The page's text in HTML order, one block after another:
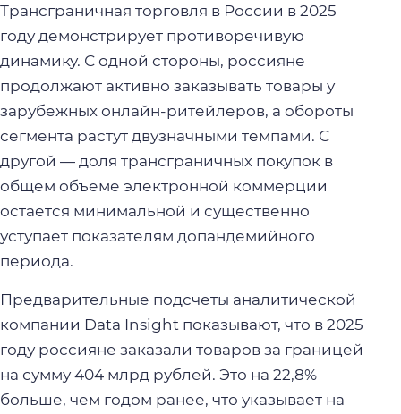
Трансграничная торговля в России в 2025
году демонстрирует противоречивую
динамику. С одной стороны, россияне
продолжают активно заказывать товары у
зарубежных онлайн-ритейлеров, а обороты
сегмента растут двузначными темпами. С
другой — доля трансграничных покупок в
общем объеме электронной коммерции
остается минимальной и существенно
уступает показателям допандемийного
периода.
Предварительные подсчеты аналитической
компании Data Insight показывают, что в 2025
году россияне заказали товаров за границей
на сумму 404 млрд рублей. Это на 22,8%
больше, чем годом ранее, что указывает на